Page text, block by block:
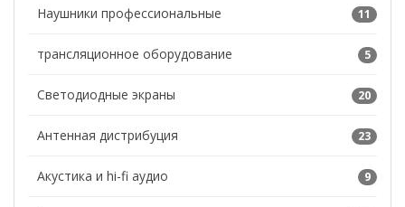
Наушники профессиональные 11
трансляционное оборудование 5
Светодиодные экраны 20
Антенная дистрибуция 23
Акустика и hi-fi аудио 9